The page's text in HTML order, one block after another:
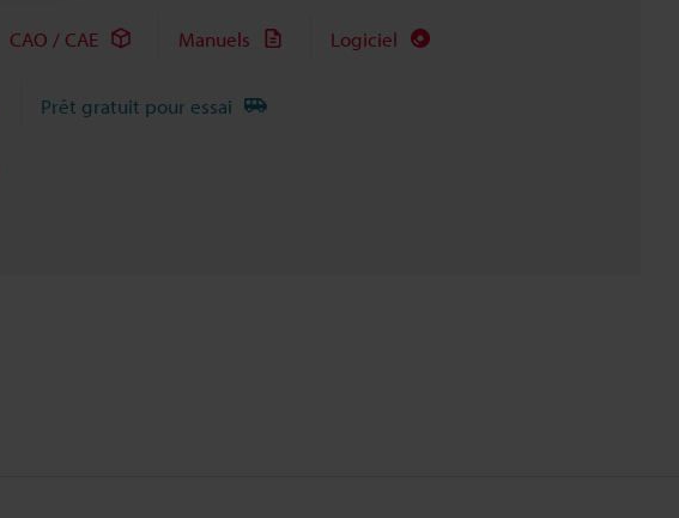
CAO / CAE Manuels Logiciel
Prêt gratuit pour essai